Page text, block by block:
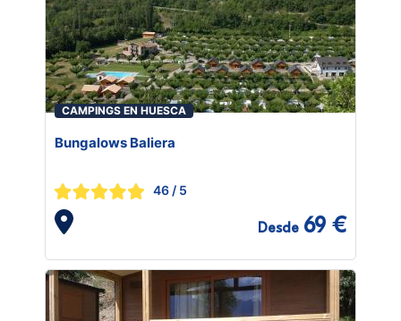
CAMPINGS EN HUESCA
Bungalows Baliera
46 / 5
Desde 69 €